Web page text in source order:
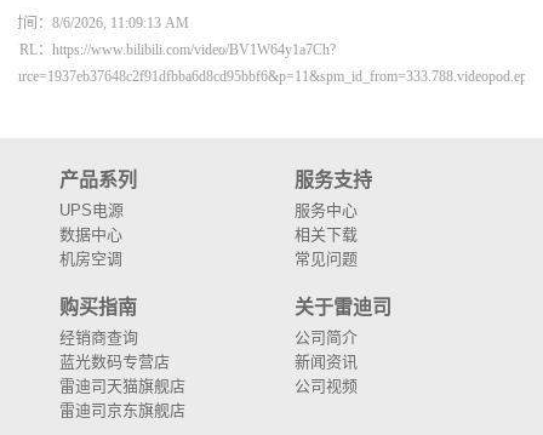
产品系列
UPS电源
数据中心
机房空调
服务支持
服务中心
相关下载
常见问题
购买指南
经销商查询
蓝光数码专营店
雷迪司天猫旗舰店
雷迪司京东旗舰店
关于雷迪司
公司简介
新闻资讯
公司视频